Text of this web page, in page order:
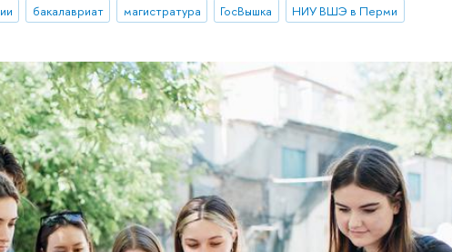
бакалавриат магистратура ГосВышка НИУ ВШЭ в Перми